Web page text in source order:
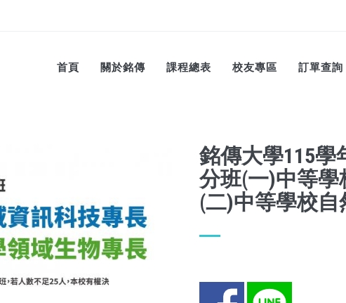
首頁 關於銘傳 課程總表 校友專區 訂單查詢
銘傳大學115
分班(一)中等
(二)中等學校
Facebook LINE